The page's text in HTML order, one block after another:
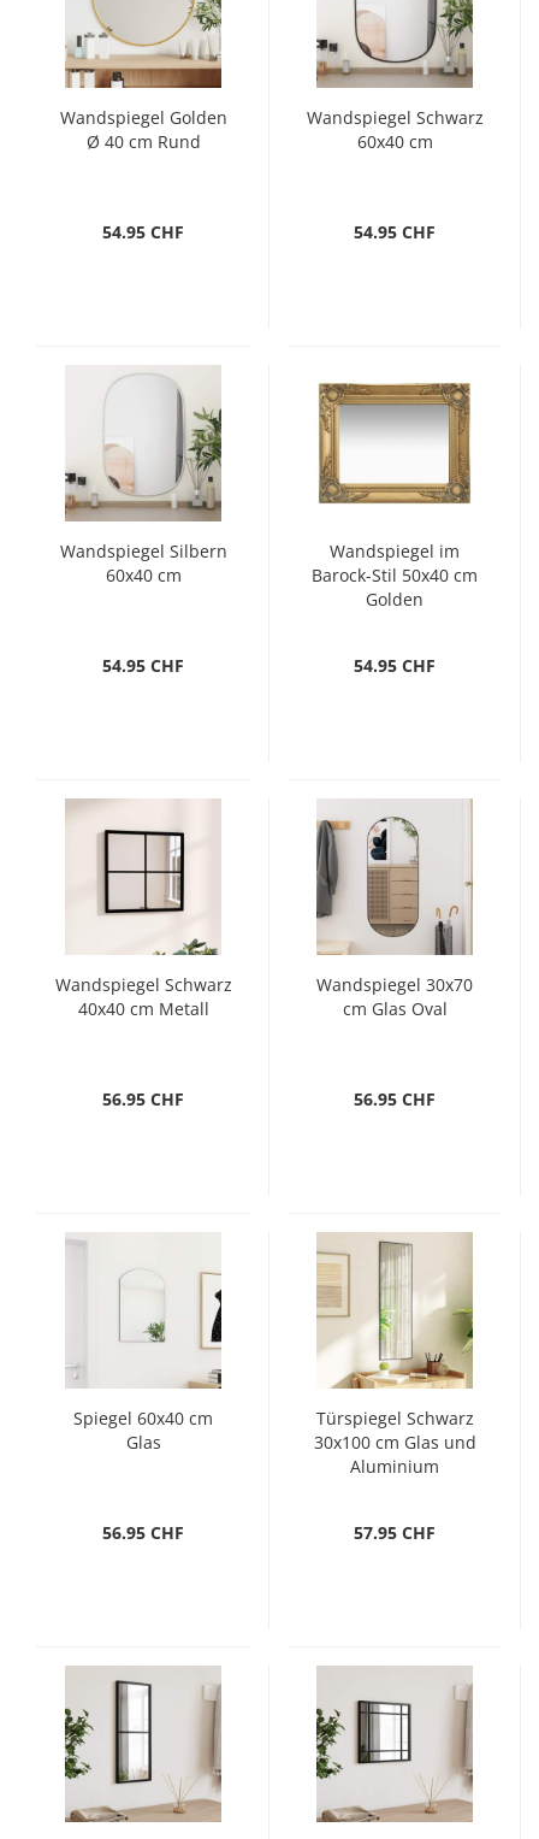
Wandspiegel Golden
Ø 40 cm Rund
54.95 CHF
Wandspiegel Schwarz
60x40 cm
54.95 CHF
Wandspiegel Silbern
60x40 cm
54.95 CHF
Wandspiegel im
Barock-Stil 50x40 cm
Golden
54.95 CHF
Wandspiegel Schwarz
40x40 cm Metall
56.95 CHF
Wandspiegel 30x70
cm Glas Oval
56.95 CHF
Spiegel 60x40 cm
Glas
56.95 CHF
Türspiegel Schwarz
30x100 cm Glas und
Aluminium
57.95 CHF